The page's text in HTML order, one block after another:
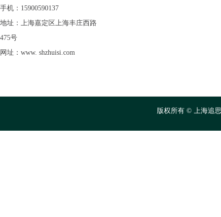
手机：15900590137
地址：上海嘉定区上海丰庄西路
475号
网址：www. shzhuisi.com
版权所有 © 上海追